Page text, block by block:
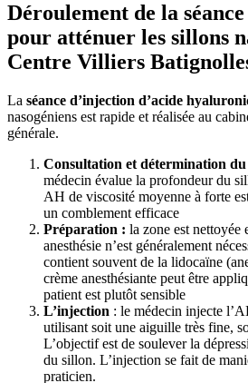
Déroulement de la
pour atténuer les sillons
Centre Villiers
La séance d’injection d’acide
nasogéniens est rapide et réalisée au
générale.
Consultation et détermination
médecin évalue la profondeur du
AH de viscosité moyenne à forte
un comblement efficace
Préparation : la zone est nettoyée
anesthésie n’est généralement
contient souvent de la lidocaïne
crème anesthésiante peut être
patient est plutôt sensible
L’injection : le médecin injecte
utilisant soit une aiguille très fine,
L’objectif est de soulever la
du sillon. L’injection se fait de
praticien.